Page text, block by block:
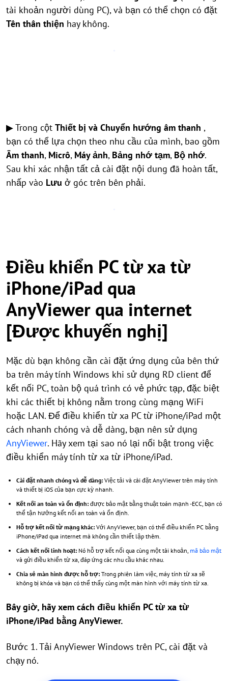
tài khoản người dùng PC), và bạn có thể chọn có đặt
Tên thân thiện hay không.
▶ Trong cột Thiết bị và Chuyển hướng âm thanh ,
bạn có thể lựa chọn theo nhu cầu của mình, bao gồm
Âm thanh, Micrô, Máy ảnh, Bảng nhớ tạm, Bộ nhớ.
Sau khi xác nhận tất cả cài đặt nội dung đã hoàn tất,
nhấp vào Lưu ở góc trên bên phải.
Điều khiển PC từ xa từ
iPhone/iPad qua
AnyViewer qua internet
[Được khuyến nghị]
Mặc dù bạn không cần cài đặt ứng dụng của bên thứ
ba trên máy tính Windows khi sử dụng RD client để
kết nối PC, toàn bộ quá trình có vẻ phức tạp, đặc biệt
khi các thiết bị không nằm trong cùng mạng WiFi
hoặc LAN. Để điều khiển từ xa PC từ iPhone/iPad một
cách nhanh chóng và dễ dàng, bạn nên sử dụng
AnyViewer. Hãy xem tại sao nó lại nổi bật trong việc
điều khiển máy tính từ xa từ iPhone/iPad.
Cài đặt nhanh chóng và dễ dàng: Việc tải và cài đặt AnyViewer trên máy tính
và thiết bị iOS của bạn cực kỳ nhanh.
Kết nối an toàn và ổn định: được bảo mật bằng thuật toán mạnh -ECC, bạn có
thể tận hưởng kết nối an toàn và ổn định.
Hỗ trợ kết nối từ mạng khác: Với AnyViewer, bạn có thể điều khiển PC bằng
iPhone/iPad qua internet mà không cần thiết lập thêm.
Cách kết nối linh hoạt: Nó hỗ trợ kết nối qua cùng một tài khoản, mã bảo mật
và gửi điều khiển từ xa, đáp ứng các nhu cầu khác nhau.
Chia sẻ màn hình được hỗ trợ: Trong phiên làm việc, máy tính từ xa sẽ
không bị khóa và bạn có thể thấy cùng một màn hình với máy tính từ xa.
Bây giờ, hãy xem cách điều khiển PC từ xa từ
iPhone/iPad bằng AnyViewer.
Bước 1. Tải AnyViewer Windows trên PC, cài đặt và
chạy nó.